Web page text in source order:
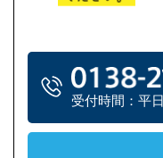
受付時間：平